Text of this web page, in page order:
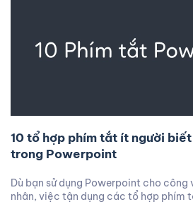
10 tổ hợp phím tắt ít người
trong Powerpoint
Dù bạn sử dụng Powerpoint cho
nhân, việc tận dụng các tổ hợp phím